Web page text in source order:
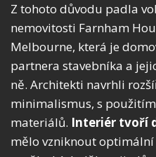
Z tohoto důvodu padla
nemovitosti Farnham
Melbourne, která je
partnera stavebníka a
ně. Architekti navrhli
minimalismus, s
materiálů. Interiér tvoří
mělo vzniknout